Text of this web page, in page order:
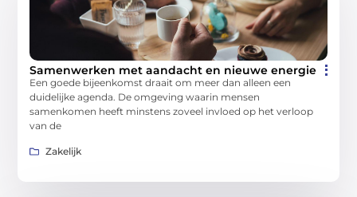
Samenwerken met aandacht en nieuwe energie
Een goede bijeenkomst draait om meer dan alleen een
duidelijke agenda. De omgeving waarin mensen
samenkomen heeft minstens zoveel invloed op het verloop
van de
Zakelijk